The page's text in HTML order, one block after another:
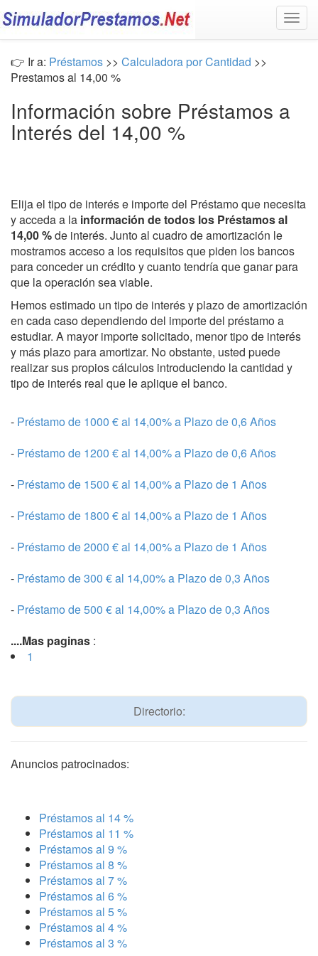
👉 Ir a: Préstamos >> Calculadora por Cantidad >>
Prestamos al 14,00 %
Información sobre Préstamos a
Interés del 14,00 %
Elija el tipo de interés e importe del Préstamo que necesita
y acceda a la información de todos los Préstamos al
14,00 %de interés. Junto al cuadro de amortización le
mostramos acceso a los requisitos que piden los bancos
para conceder un crédito y cuanto tendría que ganar para
que la operación sea viable.
Hemos estimado un tipo de interés y plazo de amortización
en cada caso dependiendo del importe del préstamo a
estudiar. A mayor importe solicitado, menor tipo de interés
y más plazo para amortizar. No obstante, usted puede
realizar sus propios cálculos introduciendo la cantidad y
tipo de interés real que le aplique el banco.
- Préstamo de 1000 € al 14,00% a Plazo de 0,6 Años
- Préstamo de 1200 € al 14,00% a Plazo de 0,6 Años
- Préstamo de 1500 € al 14,00% a Plazo de 1 Años
- Préstamo de 1800 € al 14,00% a Plazo de 1 Años
- Préstamo de 2000 € al 14,00% a Plazo de 1 Años
- Préstamo de 300 € al 14,00% a Plazo de 0,3 Años
- Préstamo de 500 € al 14,00% a Plazo de 0,3 Años
....Mas paginas :
1
Directorio:
Anuncios patrocinados:
Préstamos al 14 %
Préstamos al 11 %
Préstamos al 9 %
Préstamos al 8 %
Préstamos al 7 %
Préstamos al 6 %
Préstamos al 5 %
Préstamos al 4 %
Préstamos al 3 %